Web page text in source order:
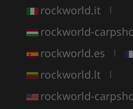
rockworld.it |
rockworld-
rockworld.es |
rockworld.lt |
rockworld-